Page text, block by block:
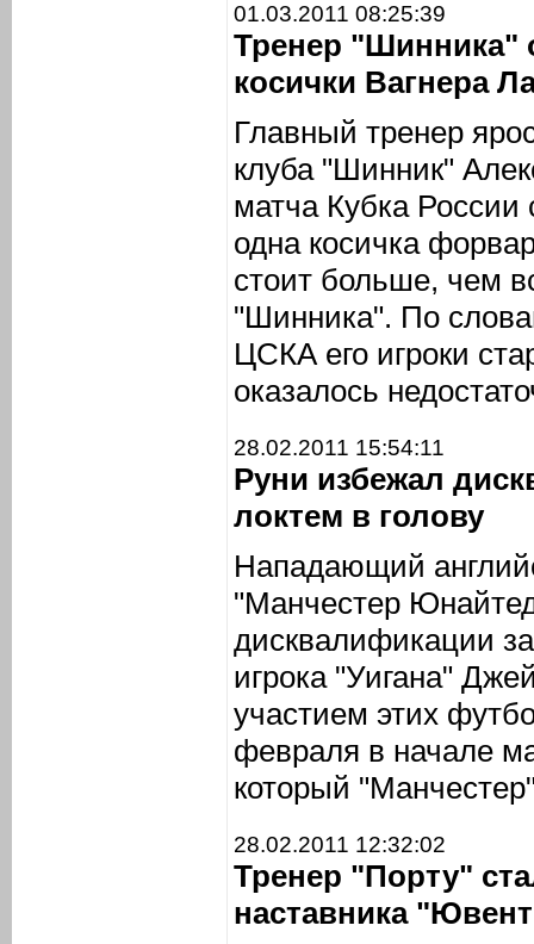
01.03.2011 08:25:39
Тренер "Шинника"
косички Вагнера
Главный тренер
клуба "Шинник"
матча Кубка
одна косичка
стоит больше, чем
"Шинника". По
ЦСКА его игроки
оказалось
28.02.2011 15:54:11
Руни избежал
локтем в голову
Нападающий
"Манчестер
дисквалификации
игрока "Уигана"
участием этих
февраля в начале
который
28.02.2011 12:32:02
Тренер "Порту"
наставника